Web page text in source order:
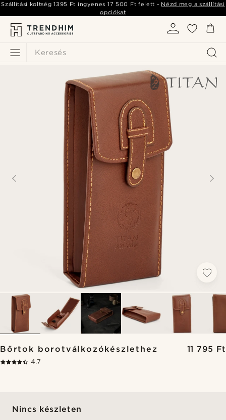
Keresés
Szállítási költség1395 Ft ingyenes 17 500 Ft felett - Nézd meg a szállítási
opciókat
Bőrtok borotválkozókészlethez 11 795 Ft
4.7
Nincs készleten